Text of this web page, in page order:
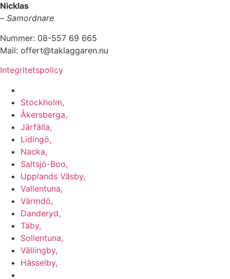
Nicklas
– Samordnare
Nummer: 08-557 69 665
Mail: offert@taklaggaren.nu
Integritetspolicy
Stockholm,
Åkersberga,
Järfälla,
Lidingö,
Nacka,
Saltsjö-Boo,
Upplands Väsby,
Vallentuna,
Värmdö,
Danderyd,
Täby,
Sollentuna,
Vällingby,
Hässelby,